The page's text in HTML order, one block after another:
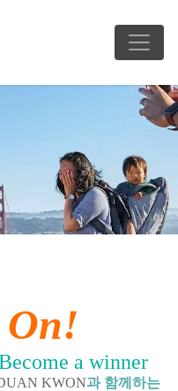
On!
a winner
KWON과 함께하는